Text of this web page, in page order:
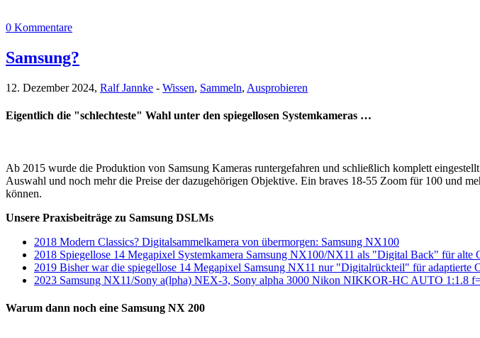
0 Kommentare
Samsung?
12. Dezember 2024, Ralf Jannke - Wissen, Sammeln, Ausprobieren
Eigentlich die "schlechteste" Wahl unter den spiegellosen Systemkameras …
Ab 2015 wurde die Produktion von Samsung Kameras runtergefahren und schließlich komplett
Auswahl und noch mehr die Preise der dazugehörigen Objektive. Ein braves 18-55 Zoom für 100 und
können.
Unsere Praxisbeiträge zu Samsung DSLMs
2018 Modern Classics? Digitalsammelkamera von übermorgen: Samsung NX100
2018 Spiegellose 14 Megapixel Systemkamera Samsung NX100/NX11 als "Digital Back" für alte
2019 Bisher war die spiegellose 14 Megapixel Samsung NX11 nur "Digitalrückteil" für adaptierte
2023 Samsung NX11/Sony a(lpha) NEX-3, Sony alpha 3000 Nikon NIKKOR-HC AUTO 1:1.8
Warum dann noch eine Samsung NX 200